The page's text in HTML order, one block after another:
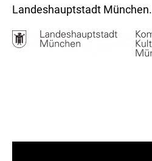
Landeshauptstadt München.